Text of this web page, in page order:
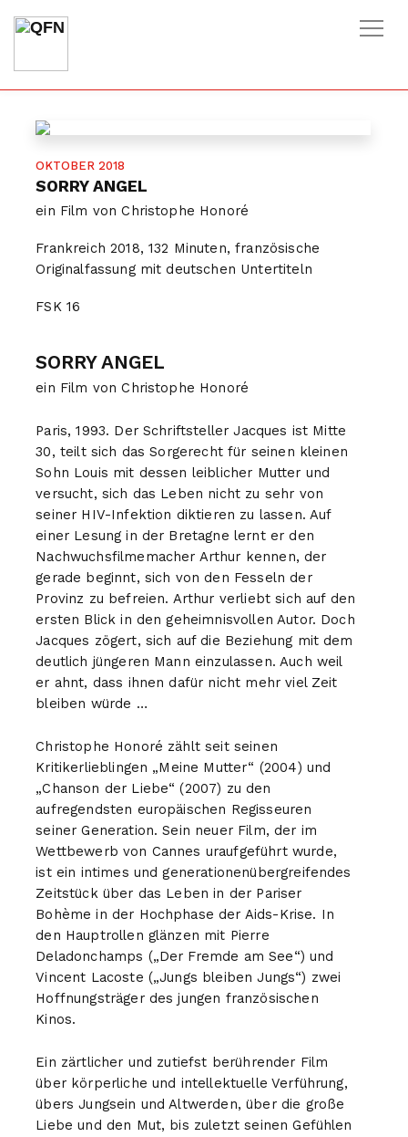
OKTOBER 2018
SORRY ANGEL
ein Film von Christophe Honoré
Frankreich 2018, 132 Minuten, französische
Originalfassung mit deutschen Untertiteln
FSK16
SORRY ANGEL
ein Film von Christophe Honoré
Paris, 1993. Der Schriftsteller Jacques ist Mitte
30, teilt sich das Sorgerecht für seinen kleinen
Sohn Louis mit dessen leiblicher Mutter und
versucht, sich das Leben nicht zu sehr von
seiner HIV-Infektion diktieren zu lassen. Auf
einer Lesung in der Bretagne lernt er den
Nachwuchsfilmemacher Arthur kennen, der
gerade beginnt, sich von den Fesseln der
Provinz zu befreien. Arthur verliebt sich auf den
ersten Blick in den geheimnisvollen Autor. Doch
Jacques zögert, sich auf die Beziehung mit dem
deutlich jüngeren Mann einzulassen. Auch weil
er ahnt, dass ihnen dafür nicht mehr viel Zeit
bleiben würde …
Christophe Honoré zählt seit seinen
Kritikerlieblingen „Meine Mutter“ (2004) und
„Chanson der Liebe“ (2007) zu den
aufregendsten europäischen Regisseuren
seiner Generation. Sein neuer Film, der im
Wettbewerb von Cannes uraufgeführt wurde,
ist ein intimes und generationenübergreifendes
Zeitstück über das Leben in der Pariser
Bohème in der Hochphase der Aids-Krise. In
den Hauptrollen glänzen mit Pierre
Deladonchamps („Der Fremde am See“) und
Vincent Lacoste („Jungs bleiben Jungs“) zwei
Hoffnungsträger des jungen französischen
Kinos.
Ein zärtlicher und zutiefst berührender Film
über körperliche und intellektuelle Verführung,
übers Jungsein und Altwerden, über die große
Liebe und den Mut, bis zuletzt seinen Gefühlen